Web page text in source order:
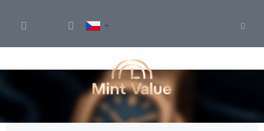
obsah